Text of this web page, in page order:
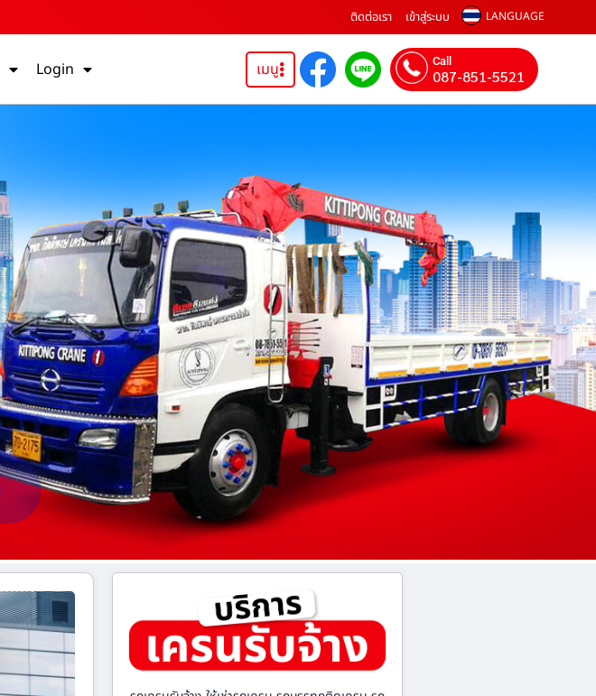
ติดต่อเรา เข้าสู่ระบบ LANGUAGE
Login เมนู Call
087-851-5521